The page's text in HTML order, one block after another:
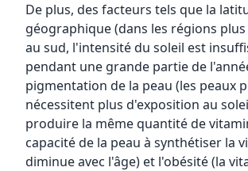
De plus, des facteurs tels que la
géographique (dans les régions
au sud, l'intensité du soleil est
pendant une grande partie de
pigmentation de la peau (les peaux
nécessitent plus d'exposition au
produire la même quantité de
capacité de la peau à synthétiser la
diminue avec l'âge) et l'obésité (la